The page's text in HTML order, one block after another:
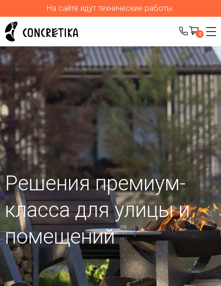
На сайте идут технические работы.
0
Решения премиум-
класса для улицыи
помещений